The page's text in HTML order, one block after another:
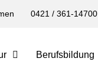
0421 / 361-14700
Berufsbildung